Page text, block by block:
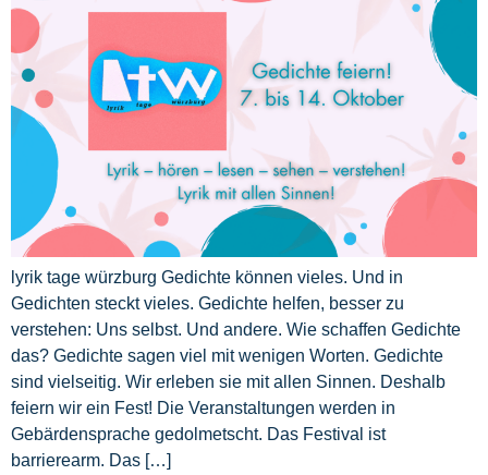
lyrik tage würzburg Gedichte können vieles. Und in
Gedichten steckt vieles. Gedichte helfen, besser zu
verstehen: Uns selbst. Und andere. Wie schaffen Gedichte
das? Gedichte sagen viel mit wenigen Worten. Gedichte
sind vielseitig. Wir erleben sie mit allen Sinnen. Deshalb
feiern wir ein Fest! Die Veranstaltungen werden in
Gebärdensprache gedolmetscht. Das Festival ist
barrierearm. Das […]